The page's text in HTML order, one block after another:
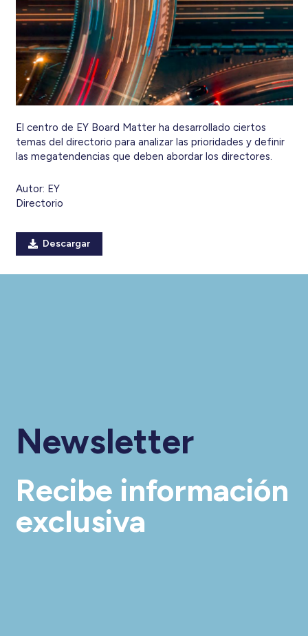
El centro de EY Board Matter ha desarrollado ciertos
temas del directorio para analizar las prioridades y definir
las megatendencias que deben abordar los directores.
Autor: EY
Directorio
Descargar
Newsletter
Recibe información
exclusiva